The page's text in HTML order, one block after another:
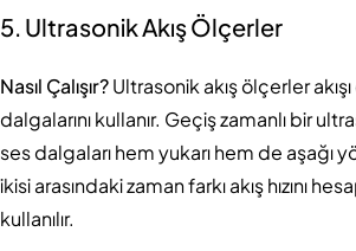
5. Ultrasonik Akış Ölçerler
Nasıl Çalışır?Ultrasonik akış ölçerler
dalgalarını kullanır. Geçiş zamanlı bir
ses dalgaları hem yukarı hem de aşağı
ikisi arasındaki zaman farkı akış hızını
kullanılır.